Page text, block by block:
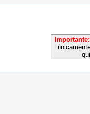
Importante: